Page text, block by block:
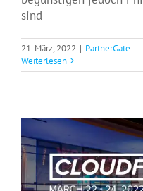
sind
21. März, 2022 | PartnerGate
Weiterlesen
PartnerGate